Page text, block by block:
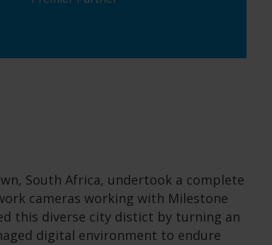
South Africa, undertook a complete
cameras working with Milestone
this diverse city distict by turning an
digital environment to endure